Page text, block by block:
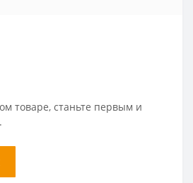
товаре, станьте первым и